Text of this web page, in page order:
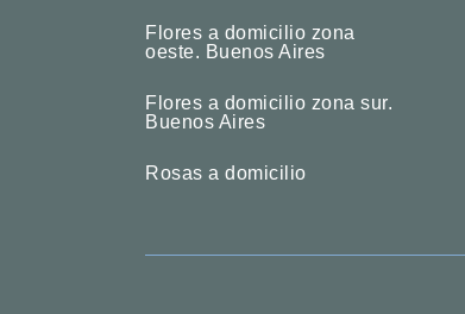
Flores a domicilio zona
oeste. Buenos Aires
Flores a domicilio zona sur.
Buenos Aires
Rosas a domicilio